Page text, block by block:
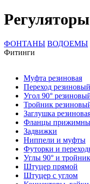
ФОНТАНЫ ВОДОЕМЫ
Фитинги
Муфта резиновая
Переход резиновый
Угол 90°
Тройник
Заглушка
Фланцы
Задвижки
Ниппели и муфты
Футорки и
Углы 90° и
Штуцер прямой
Штуцер с углом